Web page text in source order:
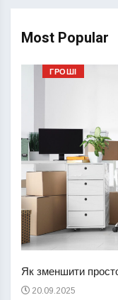
Most Popular
ГРОШІ
Як зменшити
20.09.2025